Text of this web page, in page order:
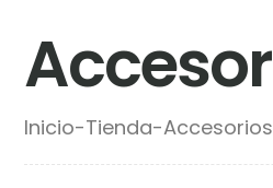
Inicio-Tienda-Accesorios